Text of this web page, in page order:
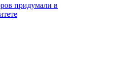
придумали в